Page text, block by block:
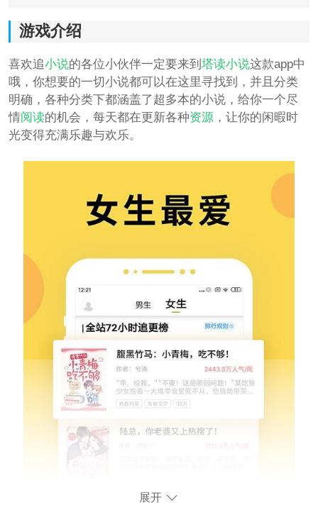
游戏介绍
喜欢追小说的各位小伙伴一定要来到 塔读小说这款app中
哦，你想要的一切小说都可以在这里寻找到，并且分类
明确，各种分类下都涵盖了超多本的小说，给你一个尽
情阅读的机会，每天都在更新各种资源，让你的闲暇时
光变得充满乐趣与欢乐。
展开